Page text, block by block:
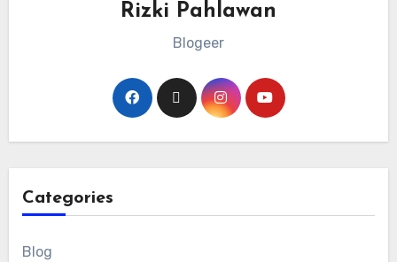
Rizki Pahlawan
Blogeer
Categories
Blog